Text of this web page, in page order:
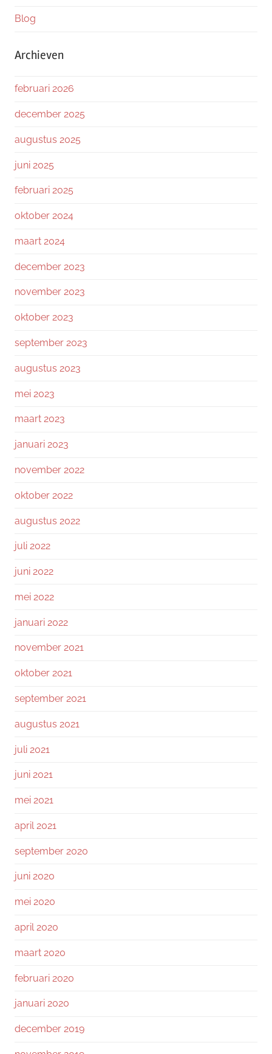
Blog
Archieven
februari 2026
december 2025
augustus 2025
juni 2025
februari 2025
oktober 2024
maart 2024
december 2023
november 2023
oktober 2023
september 2023
augustus 2023
mei 2023
maart 2023
januari 2023
november 2022
oktober 2022
augustus 2022
juli 2022
juni 2022
mei 2022
januari 2022
november 2021
oktober 2021
september 2021
augustus 2021
juli 2021
juni 2021
mei 2021
april 2021
september 2020
juni 2020
mei 2020
april 2020
maart 2020
februari 2020
januari 2020
december 2019